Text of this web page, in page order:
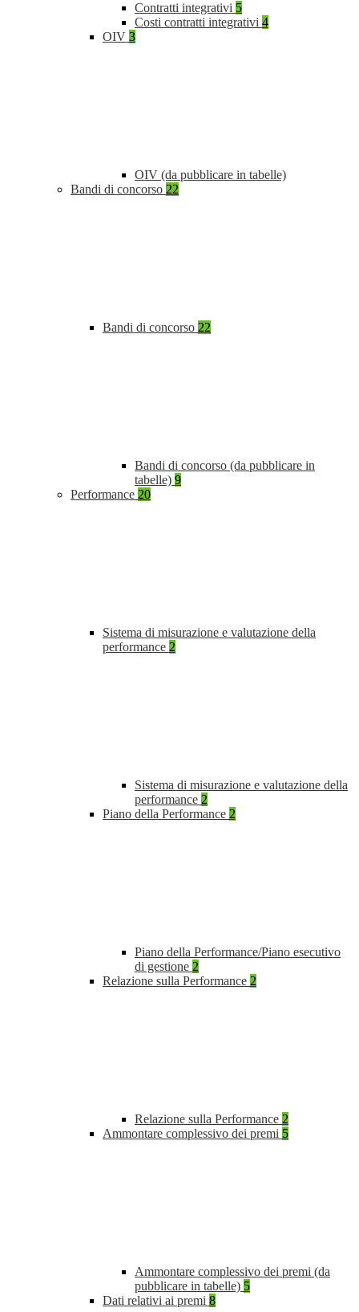
Contratti integrativi 5
Costi contratti integrativi 4
OIV 3
OIV (da pubblicare in tabelle)
Bandi di concorso 22
Bandi di concorso 22
Bandi di concorso (da pubblicare in
tabelle) 9
Performance 20
Sistema di misurazione e valutazione della
performance 2
Sistema di misurazione e valutazione della
performance 2
Piano della Performance 2
Piano della Performance/Piano esecutivo
di gestione 2
Relazione sulla Performance 2
Relazione sulla Performance 2
Ammontare complessivo dei premi 5
Ammontare complessivo dei premi (da
pubblicare in tabelle) 5
Dati relativi ai premi 8